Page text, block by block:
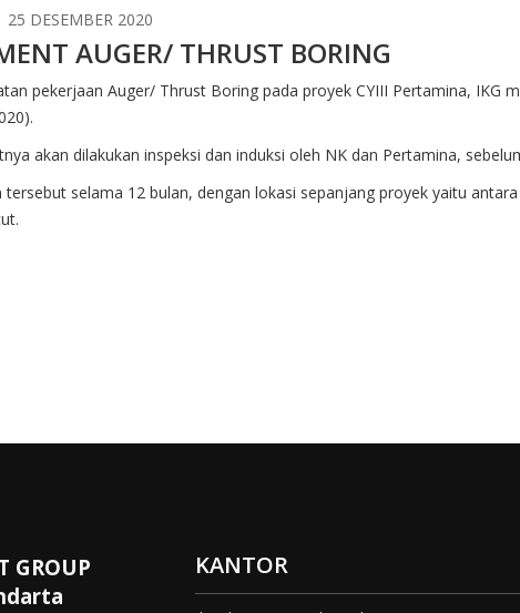
25 DESEMBER 2020
AUGER/ THRUST BORING
pekerjaan Auger/ Thrust Boring pada proyek CYIII Pertamina,
akan dilakukan inspeksi dan induksi oleh NK dan Pertamina,
tersebut selama 12 bulan, dengan lokasi sepanjang proyek yaitu
GROUP
KANTOR